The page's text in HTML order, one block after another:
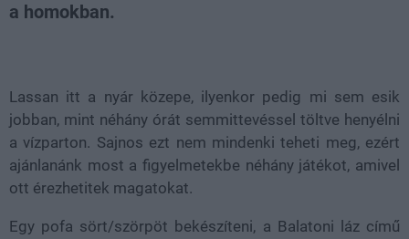
a homokban.
Lassan itt a nyár közepe, ilyenkor pedig mi sem esik
jobban, mint néhány órát semmittevéssel töltve henyélni
a vízparton. Sajnos ezt nem mindenki teheti meg, ezért
ajánlanánk most a figyelmetekbe néhány játékot, amivel
ott érezhetitek magatokat.
Egy pofa sört/szörpöt bekészíteni, a Balatoni láz című